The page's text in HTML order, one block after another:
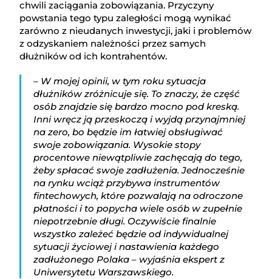
chwili zaciągania zobowiązania. Przyczyny
powstania tego typu zaległości mogą wynikać
zarówno z nieudanych inwestycji, jaki i problemów
z odzyskaniem należności przez samych
dłużników od ich kontrahentów.
– W mojej opinii, w tym roku sytuacja
dłużników zróżnicuje się. To znaczy, że część
osób znajdzie się bardzo mocno pod kreską.
Inni wręcz ją przeskoczą i wyjdą przynajmniej
na zero, bo będzie im łatwiej obsługiwać
swoje zobowiązania. Wysokie stopy
procentowe niewątpliwie zachęcają do tego,
żeby spłacać swoje zadłużenia. Jednocześnie
na rynku wciąż przybywa instrumentów
fintechowych, które pozwalają na odroczone
płatności i to popycha wiele osób w zupełnie
niepotrzebnie długi. Oczywiście finalnie
wszystko zależeć będzie od indywidualnej
sytuacji życiowej i nastawienia każdego
zadłużonego Polaka – wyjaśnia ekspert z
Uniwersytetu Warszawskiego.